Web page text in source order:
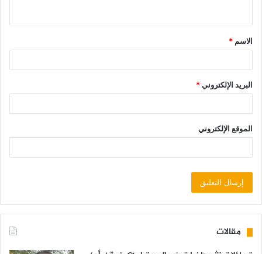
الاسم *
البريد الإلكتروني*
الموقع الإلكتروني
مقالات